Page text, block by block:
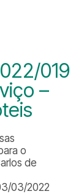
019
–
o
de
03/2022